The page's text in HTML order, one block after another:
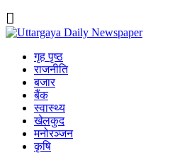
गृह पृष्ठ
राजनीति
बजार
बैंक
स्वास्थ्य
खेलकुद
मनोरञ्जन
कृषि